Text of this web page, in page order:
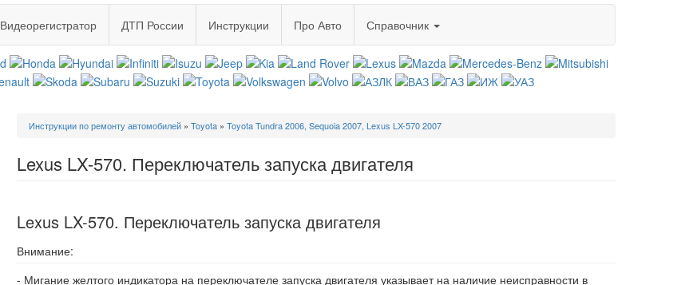
Видеорегистратор ДТП России Инструкции Про Авто Справочник
Вы
Инструкции по ремонту автомобилей » Toyota » Toyota Tundra 2006, Sequoia 2007, Lexus LX-570 2007
Lexus LX-570. Переключатель запуска двигателя
Lexus LX-570. Переключатель запуска двигателя
Внимание:
- Мигание желтого индикатора на переключателе запуска двигателя указывает на наличие неисправности в